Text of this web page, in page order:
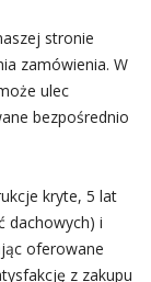
stronie
zamówienia. W
ulec
bezpośrednio
kryte, 5 lat
dachowych) i
oferowane
z zakupu